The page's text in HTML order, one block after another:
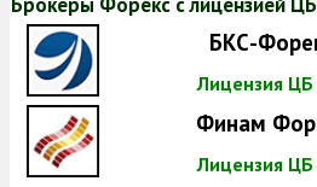
Брокеры Форекс с лицензией
БКС-
Лицензия
Финам
Лицензия